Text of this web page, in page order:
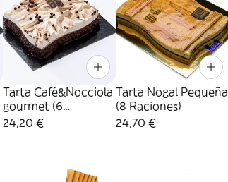
Tarta Café&Nocciola
gourmet (6
Raciones)
24,20 €
Tarta Nogal Pequeña
(8 Raciones)
24,70 €